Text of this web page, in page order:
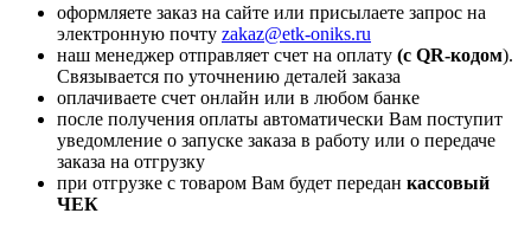
оформляете заказ на сайте или присылаете запрос на
электронную почту zakaz@etk-oniks.ru
наш менеджер отправляет счет на оплату (с QR-кодом).
Связывается по уточнению деталей заказа
оплачиваете счет онлайн или в любом банке
после получения оплаты автоматически Вам поступит
уведомление о запуске заказа в работу или о передаче
заказа на отгрузку
при отгрузке с товаром Вам будет передан кассовый
ЧЕК